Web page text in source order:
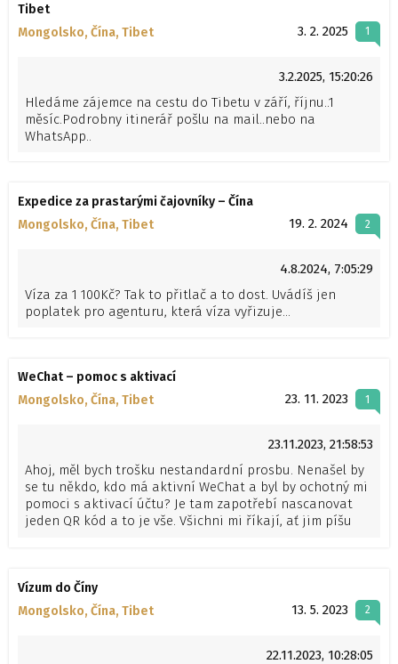
Podrobnosti a kontakt:
https://www.alpina.cz/t/vyhodne-letenky
Tibet
Mongolsko, Čína, Tibet
3. 2. 2025 1
3.2.2025, 15:20:26
Hledáme zájemce na cestu do Tibetu v září, říjnu..1
měsíc.Podrobny itinerář pošlu na mail..nebo na
WhatsApp..
Expedice za prastarými čajovníky – Čína
Mongolsko, Čína, Tibet
19. 2. 2024 2
4.8.2024, 7:05:29
Víza za 1 100Kč? Tak to přitlač a to dost. Uvádíš jen
poplatek pro agenturu, která víza vyřizuje...
WeChat – pomoc s aktivací
Mongolsko, Čína, Tibet
23. 11. 2023 1
23.11.2023, 21:58:53
Ahoj, měl bych trošku nestandardní prosbu. Nenašel by
se tu někdo, kdo má aktivní WeChat a byl by ochotný mi
pomoci s aktivací účtu? Je tam zapotřebí nascanovat
jeden QR kód a to je vše. Všichni mi říkají, ať jim píšu
Vízum do Číny
Mongolsko, Čína, Tibet
13. 5. 2023 2
22.11.2023, 10:28:05